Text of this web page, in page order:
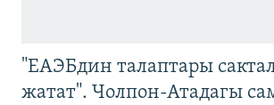
"ЕАЭБдин талаптары
жатат". Чолпон-Атадагы